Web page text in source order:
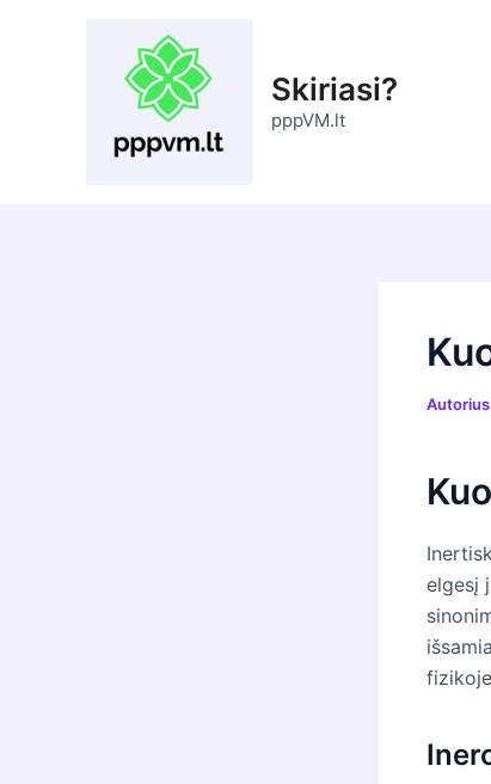
Skiriasi?
pppVM.lt
Autorius
elgesį